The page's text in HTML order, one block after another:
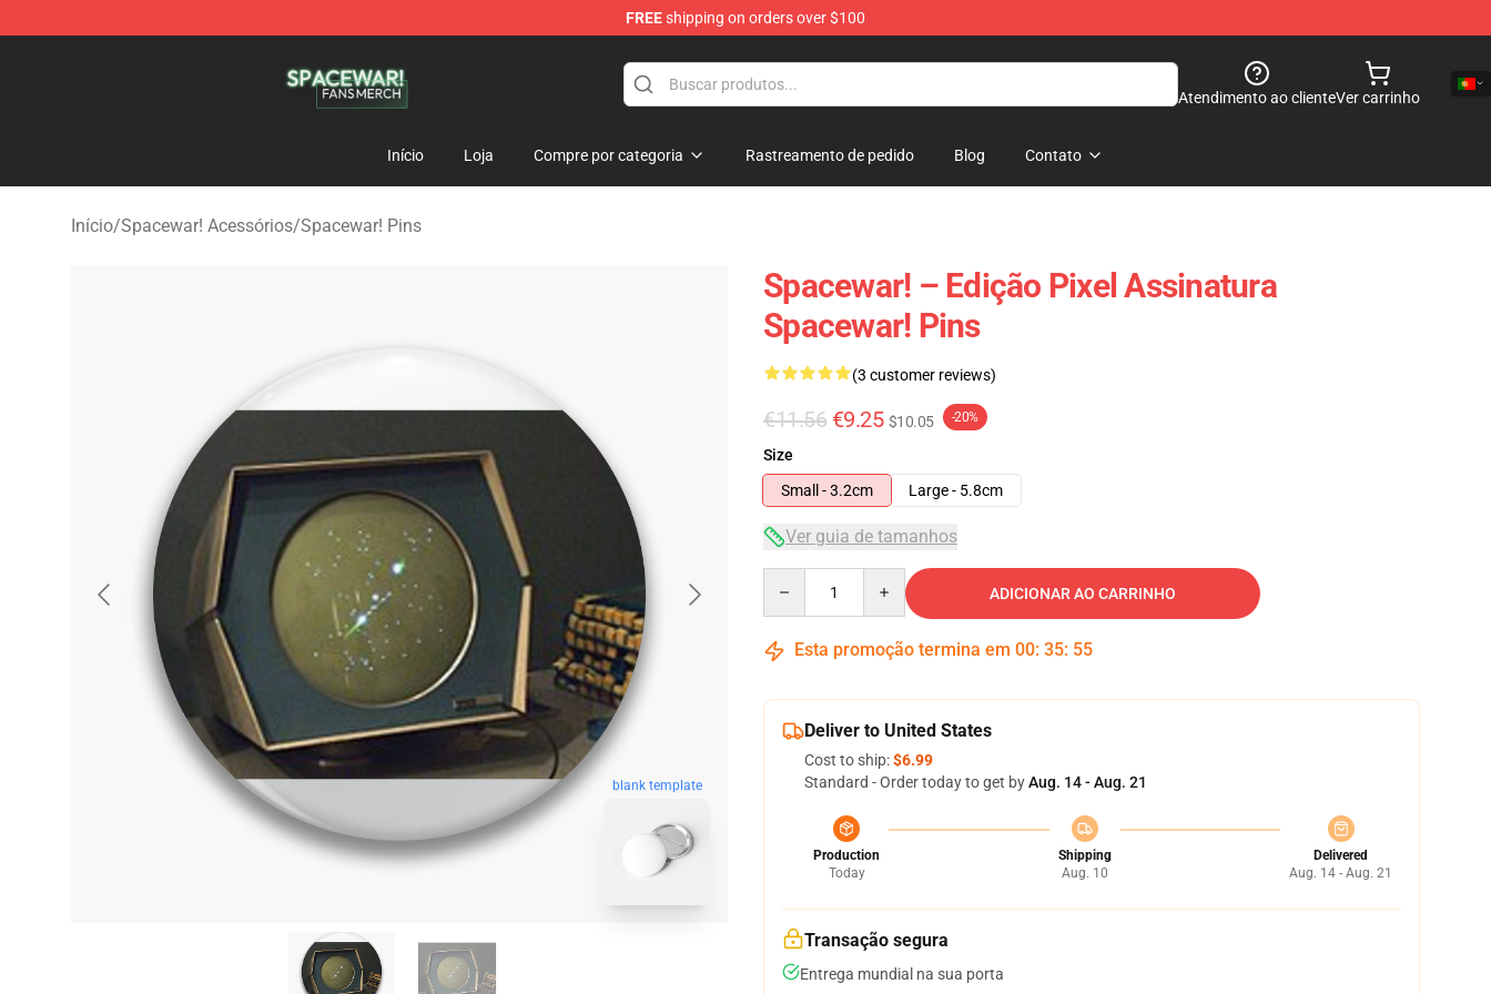
FREEshipping on orders over $100
Atendimento ao clienteVer carrinho
Início Loja Compre por categoria Rastreamento de pedido Blog Contato
Início/Spacewar! Acessórios/Spacewar! Pins
blank template
Spacewar! – Edição Pixel Assinatura
Spacewar! Pins
(3 customer reviews)
€11.56 €9.25 $10.05 -20%
Size
Small - 3.2cm
Large - 5.8cm
Ver guia de tamanhos
ADICIONAR AO CARRINHO
Esta promoção termina em 00: 35: 54
Deliver to United States
Cost to ship:$6.99
Standard - Order today to get byAug. 14 - Aug. 21
Production
Today
Shipping
Aug. 10
Delivered
Aug. 14 - Aug. 21
Transação segura
Entrega mundial na sua porta